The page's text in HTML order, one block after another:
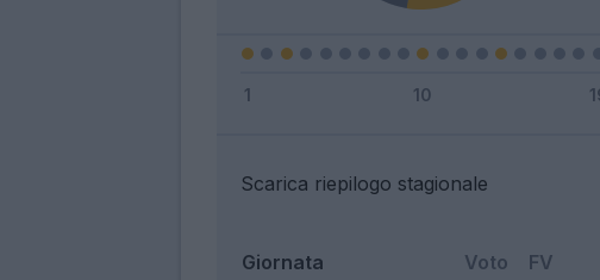
Scarica riepilogo stagionale
Giornata Voto FV